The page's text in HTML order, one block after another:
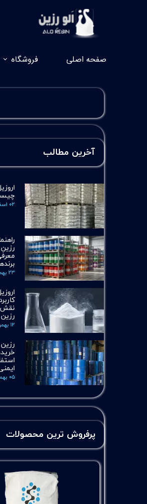
صفحه اصلی فروشگاه
پرفروش ترین محصولات
آخرین مطالب
۰۲ اسفند ۰۴
۲۳ بهمن ۰۴
نقش
رزین
۱۲ بهمن ۰۴
۰۵ بهمن ۰۴